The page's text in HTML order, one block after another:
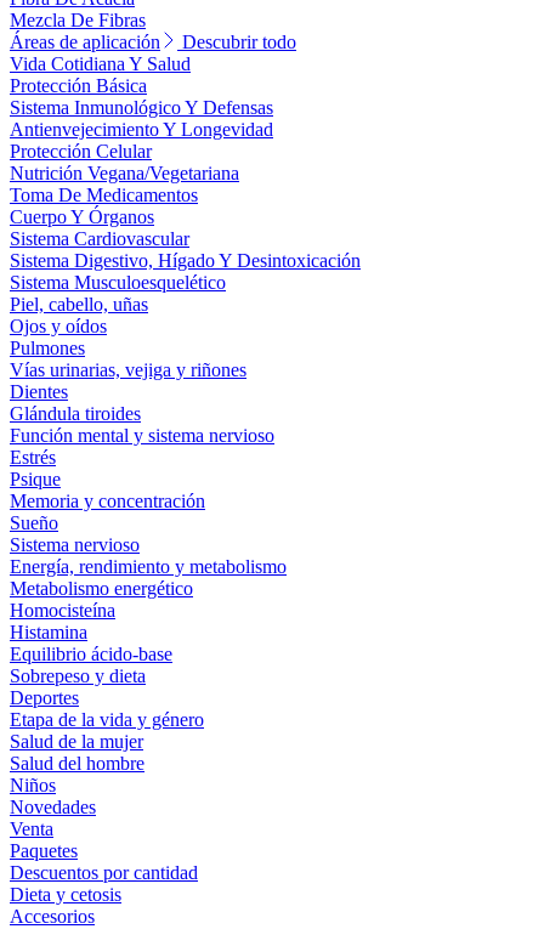
Mezcla De Fibras
Áreas de aplicación
Descubrir todo
Vida Cotidiana Y Salud
Protección Básica
Sistema Inmunológico Y Defensas
Antienvejecimiento Y Longevidad
Protección Celular
Nutrición Vegana/Vegetariana
Toma De Medicamentos
Cuerpo Y Órganos
Sistema Cardiovascular
Sistema Digestivo, Hígado Y Desintoxicación
Sistema Musculoesquelético
Piel, cabello, uñas
Ojos y oídos
Pulmones
Vías urinarias, vejiga y riñones
Dientes
Glándula tiroides
Función mental y sistema nervioso
Estrés
Psique
Memoria y concentración
Sueño
Sistema nervioso
Energía, rendimiento y metabolismo
Metabolismo energético
Homocisteína
Histamina
Equilibrio ácido-base
Sobrepeso y dieta
Deportes
Etapa de la vida y género
Salud de la mujer
Salud del hombre
Niños
Novedades
Venta
Paquetes
Descuentos por cantidad
Dieta y cetosis
Accesorios